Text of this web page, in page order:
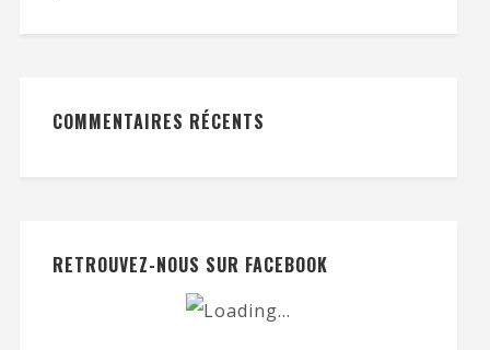
COMMENTAIRES RÉCENTS
RETROUVEZ-NOUS SUR FACEBOOK